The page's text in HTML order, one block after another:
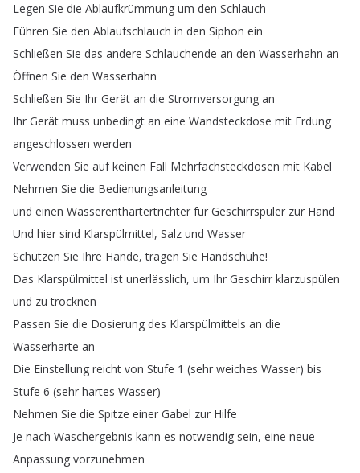
Legen Sie die Ablaufkrümmung um den Schlauch
Führen Sie den Ablaufschlauch in den Siphon ein
Schließen Sie das andere Schlauchende an den Wasserhahn an
Öffnen Sie den Wasserhahn
Schließen Sie Ihr Gerät an die Stromversorgung an
Ihr Gerät muss unbedingt an eine Wandsteckdose mit Erdung
angeschlossen werden
Verwenden Sie auf keinen Fall Mehrfachsteckdosen mit Kabel
Nehmen Sie die Bedienungsanleitung
und einen Wasserenthärtertrichter für Geschirrspüler zur Hand
Und hier sind Klarspülmittel, Salz und Wasser
Schützen Sie Ihre Hände,tragen Sie Handschuhe!
Das Klarspülmittel ist unerlässlich, um Ihr Geschirr klarzuspülen
und zu trocknen
Passen Sie die Dosierung des Klarspülmittels an die
Wasserhärte an
Die Einstellung reicht von Stufe 1 (sehr weiches Wasser) bis
Stufe 6 (sehr hartes Wasser)
Nehmen Sie die Spitze einer Gabel zur Hilfe
Je nach Waschergebnis kann es notwendig sein, eine neue
Anpassung vorzunehmen